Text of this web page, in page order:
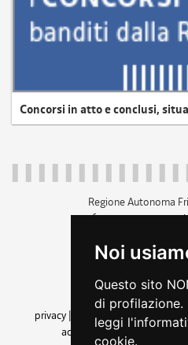
Noi
Questo sito
di profilazione.
leggi
cookie.
Concorsi in atto e conclusi,
Regione Autonoma
c.f. 80014930327;
+39 040
privacy
cookie |note legali
accessibilità| feedback